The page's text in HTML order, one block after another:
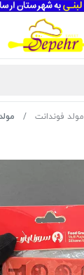
مولد فوندانت